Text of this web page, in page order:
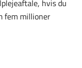
hvis du
fem millioner